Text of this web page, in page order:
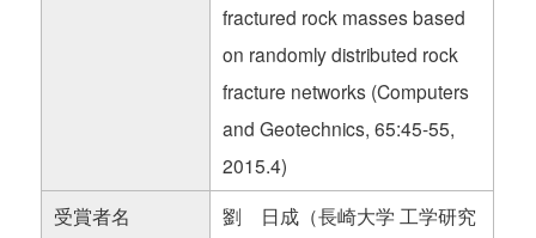
fractured rock masses based
on randomly distributed rock
fracture networks (Computers
and Geotechnics, 65:45-55,
2015.4)
受賞者名
劉 日成（長崎大学 工学研究